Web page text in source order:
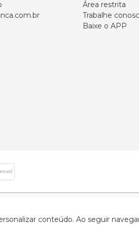
Área restrita
Trabalhe
Baixe o APP
conteúdo. Ao seguir